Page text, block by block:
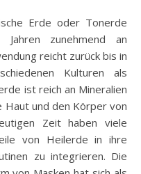
zunehmend an
reicht zurück bis in
Kulturen als
ist reich an Mineralien
Haut und den Körper von
Zeit haben viele
von Heilerde in ihre
zu integrieren. Die